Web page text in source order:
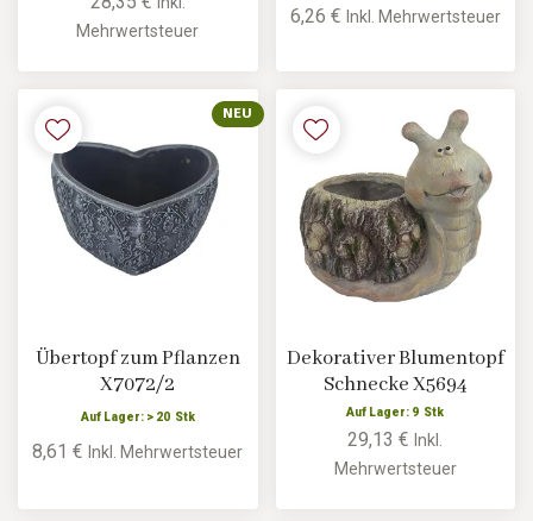
Mehrwertsteuer
6,26 € Inkl. Mehrwertsteuer
NEU
Übertopf zum Pflanzen
X7072/2
Auf Lager: > 20 Stk
8,61 €Inkl. Mehrwertsteuer
Dekorativer Blumentopf
Schnecke X5694
Auf Lager: 9 Stk
29,13 €Inkl.
Mehrwertsteuer